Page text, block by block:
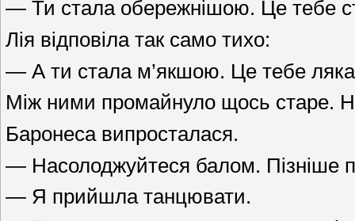
— Ти стала обережнішою. Це тебе
Лія відповіла так само тихо:
— А ти стала м’якшою. Це тебе
Між ними промайнуло щось старе.
Баронеса випросталася.
— Насолоджуйтеся балом. Пізніше
— Я прийшла танцювати.